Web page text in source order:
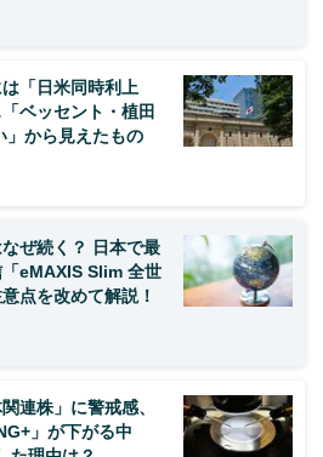
「日米同時利上
ベッセント・植田
」から見えたもの
なぜ続く？ 日本で最
eMAXIS Slim 全世
点を改めて解説！
連株」に警戒感、
」が下がる中